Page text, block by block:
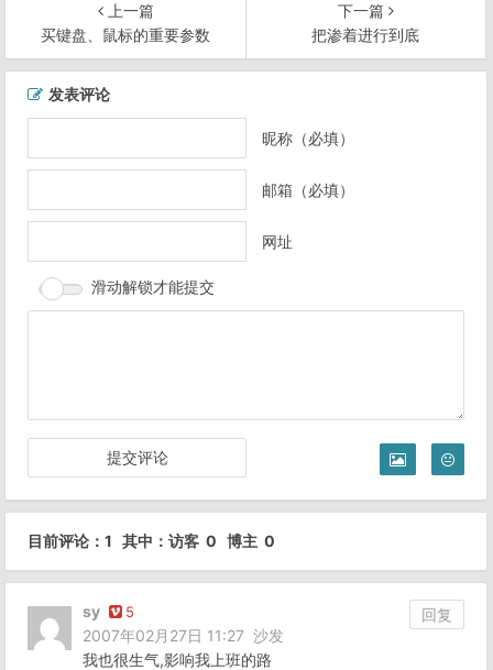
上一篇
买键盘、鼠标的重要参数
下一篇
把渗着进行到底
发表评论
昵称（必填）
邮箱（必填）
网址
滑动解锁才能提交
目前评论：1 其中：访客 0 博主 0
sy 5
回复
2007年02月27日 11:27 沙发
我也很生气,影响我上班的路